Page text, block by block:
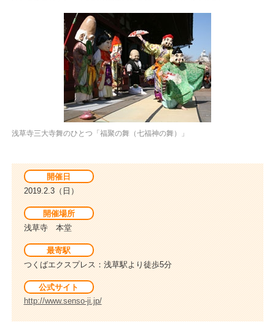
浅草寺三大寺舞のひとつ「福聚の舞（七福神の舞）」
開催日
2019.2.3（日）
開催場所
浅草寺 本堂
最寄駅
つくばエクスプレス：浅草駅より徒歩5分
公式サイト
http://www.senso-ji.jp/